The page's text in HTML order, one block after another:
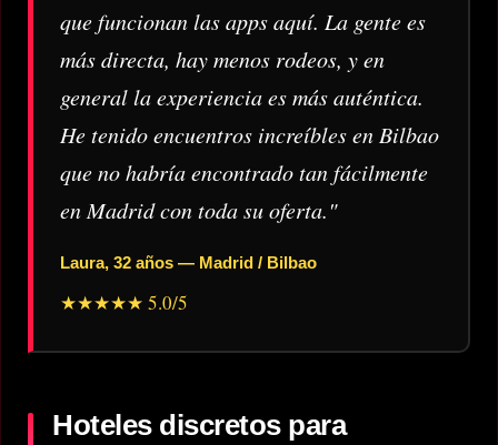
que funcionan las apps aquí. La gente es
más directa, hay menos rodeos, y en
general la experiencia es más auténtica.
He tenido encuentros increíbles en Bilbao
que no habría encontrado tan fácilmente
en Madrid con toda su oferta."
Laura, 32 años — Madrid / Bilbao
★★★★★ 5.0/5
Hoteles discretos para